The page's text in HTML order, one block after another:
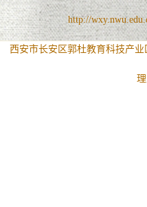
http://
西安市长安区郭杜教育科技产业